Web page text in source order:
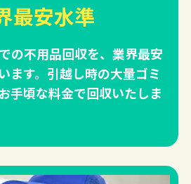
最安水準
の不用品回収を、業界最安
ます。引越し時の大量ゴミ
手頃な料金で回収いたしま